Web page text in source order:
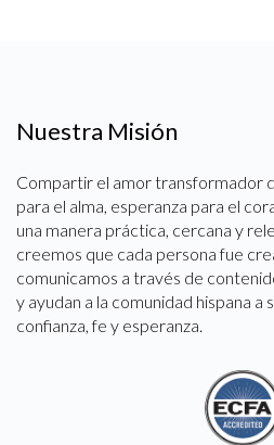
Nuestra Misión
Compartir el amor transformador
para el alma, esperanza para el
una manera práctica, cercana y
creemos que cada persona fue
comunicamos a través de
y ayudan a la comunidad hispana a
confianza, fe y esperanza.